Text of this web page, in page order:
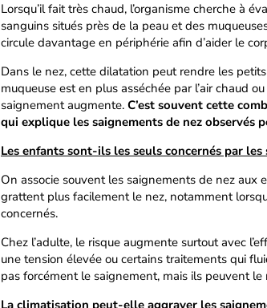
Lorsqu’il fait très chaud, l’organisme cherche à
sanguins situés près de la peau et des
circule davantage en périphérie afin d’aider le
Dans le nez, cette dilatation peut rendre les
muqueuse est en plus asséchée par l’air chaud
saignement augmente. C’est souvent cette
qui explique les saignements de nez observés
Les enfants sont-ils les seuls concernés par les
On associe souvent les saignements de nez aux
grattent plus facilement le nez, notamment
concernés.
Chez l’adulte, le risque augmente surtout avec
une tension élevée ou certains traitements qui
pas forcément le saignement, mais ils peuvent
La climatisation peut-elle aggraver les